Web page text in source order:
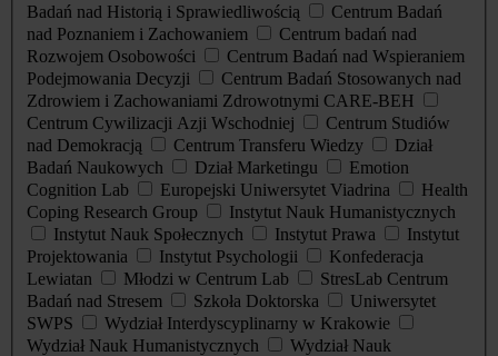
Badań nad Historią i Sprawiedliwością
Centrum Badań
nad Poznaniem i Zachowaniem
Centrum badań nad
Rozwojem Osobowości
Centrum Badań nad Wspieraniem
Podejmowania Decyzji
Centrum Badań Stosowanych nad
Zdrowiem i Zachowaniami Zdrowotnymi CARE-BEH
Centrum Cywilizacji Azji Wschodniej
Centrum Studiów
nad Demokracją
Centrum Transferu Wiedzy
Dział
Badań Naukowych
Dział Marketingu
Emotion
Cognition Lab
Europejski Uniwersytet Viadrina
Health
Coping Research Group
Instytut Nauk Humanistycznych
Instytut Nauk Społecznych
Instytut Prawa
Instytut
Projektowania
Instytut Psychologii
Konfederacja
Lewiatan
Młodzi w Centrum Lab
StresLab Centrum
Badań nad Stresem
Szkoła Doktorska
Uniwersytet
SWPS
Wydział Interdyscyplinarny w Krakowie
Wydział Nauk Humanistycznych
Wydział Nauk